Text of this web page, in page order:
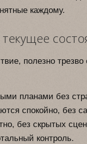
каждому.
полезно
планами без
спокойно, без
без скрытых
контроль.